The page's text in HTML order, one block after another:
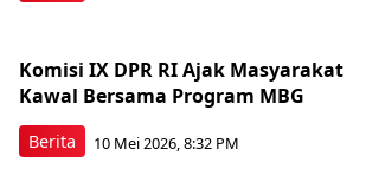
Berita
Komisi IX DPR RI Ajak Masyarakat
Kawal Bersama Program MBG
10 Mei 2026, 8:32 PM